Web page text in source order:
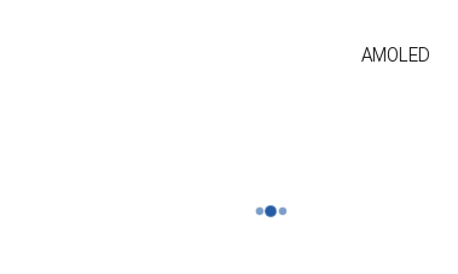
AMOLED